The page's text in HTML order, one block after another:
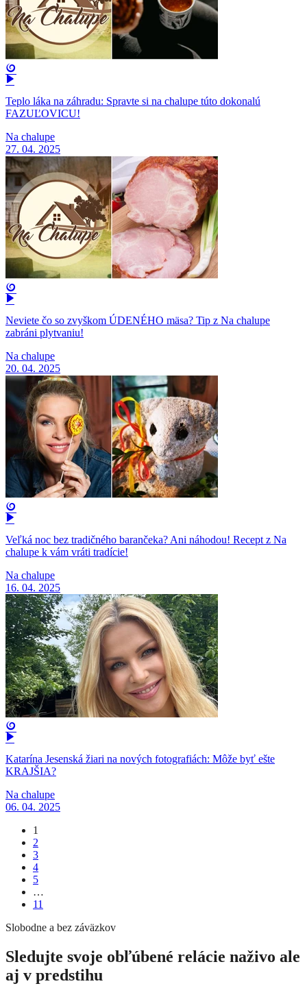
Teplo láka na záhradu: Spravte si na chalupe túto dokonalú
FAZUĽOVICU!
Na chalupe
27. 04. 2025
Neviete čo so zvyškom ÚDENÉHO mäsa? Tip z Na chalupe
zabráni plytvaniu!
Na chalupe
20. 04. 2025
Veľká noc bez tradičného barančeka? Ani náhodou! Recept z Na
chalupe k vám vráti tradície!
Na chalupe
16. 04. 2025
Katarína Jesenská žiari na nových fotografiách: Môže byť ešte
KRAJŠIA?
Na chalupe
06. 04. 2025
1
2
3
4
5
…
11
Slobodne a bez záväzkov
Sledujte svoje obľúbené relácie naživo ale
aj v predstihu